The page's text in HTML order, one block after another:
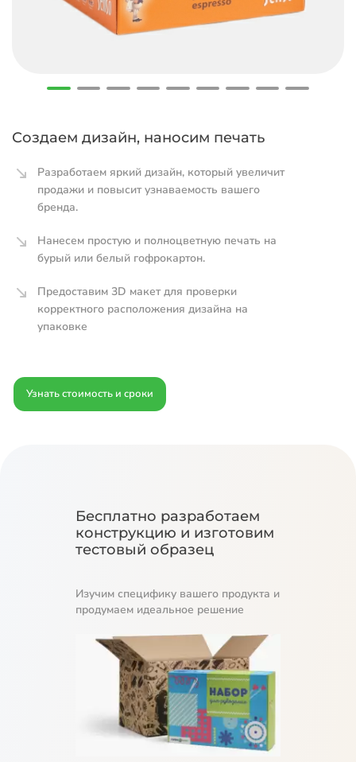
Создаем дизайн, наносим печать
Разработаем яркий дизайн, который увеличит
продажи и повысит узнаваемость вашего
бренда.
Нанесем простую и полноцветную печать на
бурый или белый гофрокартон.
Предоставим 3D макет для проверки
корректного расположения дизайна на
упаковке
Узнать стоимость и сроки
Бесплатно разработаем
конструкцию и изготовим
тестовый образец
Изучим специфику вашего продукта и
продумаем идеальное решение